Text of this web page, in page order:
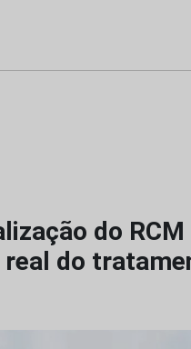
do
do